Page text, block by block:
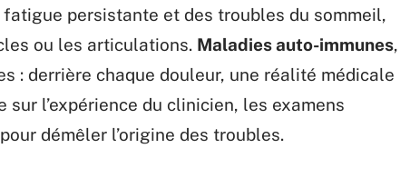
persistante et des troubles du sommeil,
ou les articulations. Maladies auto-immunes,
: derrière chaque douleur, une réalité médicale
l’expérience du clinicien, les examens
démêler l’origine des troubles.